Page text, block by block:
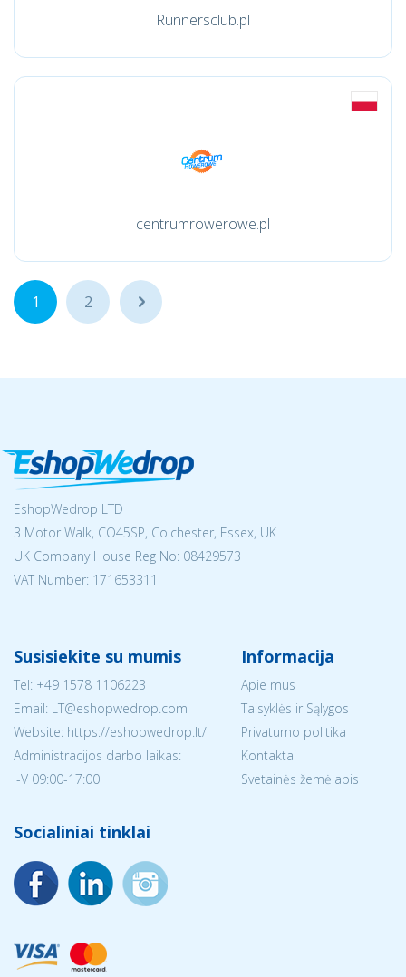
Runnersclub.pl
centrumrowerowe.pl
1 2 ...
EshopWedrop LTD
3 Motor Walk, CO45SP, Colchester, Essex, UK
UK Company House Reg No: 08429573
VAT Number: 171653311
Susisiekite su mumis
Tel: +49 1578 1106223
Email: LT@eshopwedrop.com
Website: https://eshopwedrop.lt/
Administracijos darbo laikas:
I-V 09:00-17:00
Informacija
Apie mus
Taisyklės ir Sąlygos
Privatumo politika
Kontaktai
Svetainės žemėlapis
Socialiniai tinklai